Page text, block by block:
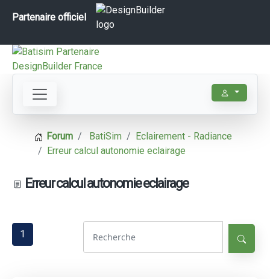
Partenaire officiel
Forum BatiSim
Eclairement - Radiance
Erreur calcul autonomie eclairage
Erreur calcul autonomie eclairage
1